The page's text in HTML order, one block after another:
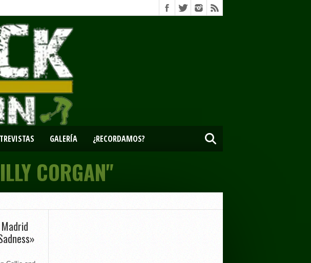
GALERÍA ¿RECORDAMOS?
CORGAN"